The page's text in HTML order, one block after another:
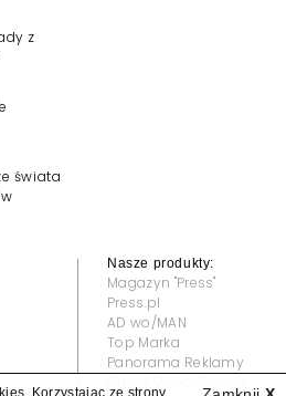
z
świata
Nasze produkty:
Magazyn "Press"
Press.pl
AD wo/MAN
Top Marka
Panorama Reklamy
Korzystając ze strony